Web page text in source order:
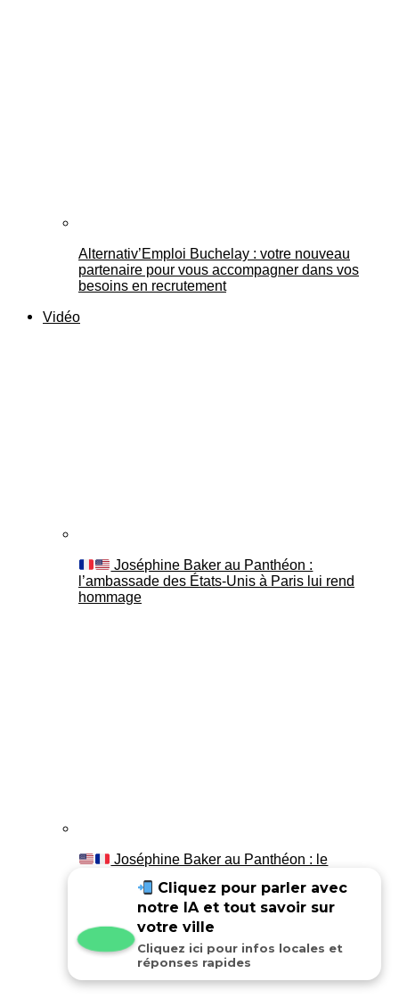
Alternativ’Emploi Buchelay : votre nouveau
partenaire pour vous accompagner dans vos
besoins en recrutement
Vidéo
Joséphine Baker au Panthéon :
l’ambassade des États-Unis à Paris lui rend
hommage
Joséphine Baker au Panthéon : le
Cliquez pour parler avec
notre IA et tout savoir sur
votre ville
Cliquez ici pour infos locales et
réponses rapides